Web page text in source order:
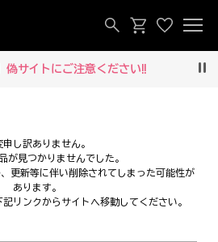
偽サイトにご注意ください‼
申し訳ありません。
が見つかりませんでした。
更新等に伴い削除されてしまった可能性が
あります。
リンクからサイトへ移動してください。